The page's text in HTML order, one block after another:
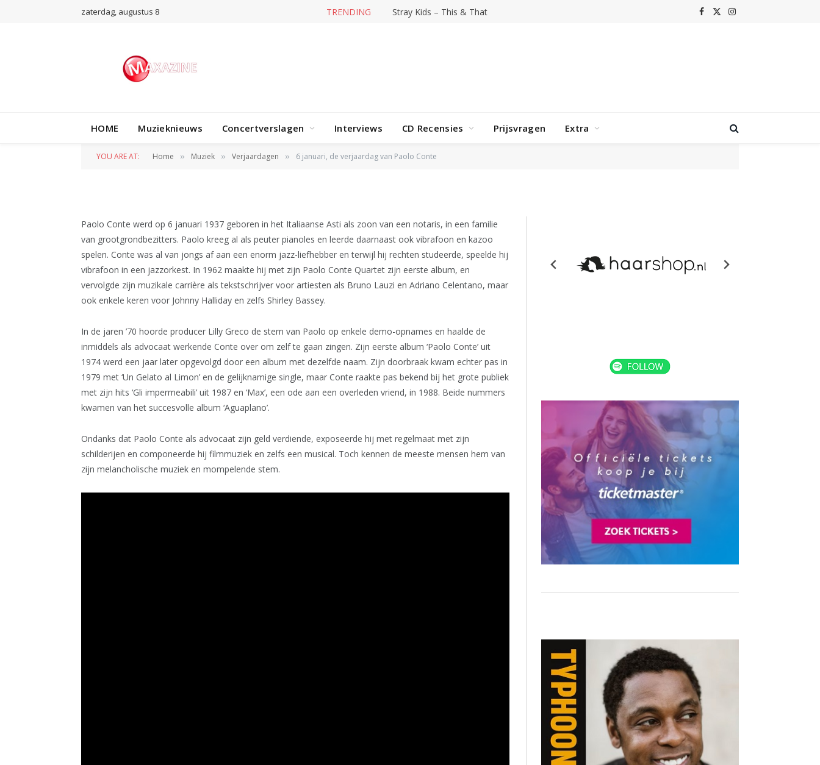
zaterdag, augustus 8 TRENDING Stray Kids – This & That Facebook
X
Instagram
HOME Muzieknieuws Concertverslagen Interviews CD Recensies Prijsvragen Extra
YOU ARE AT: Home » Muziek » Verjaardagen » 6 januari, de verjaardag van Paolo Conte
6 januari, de verjaardag van Paolo Conte
Paolo Conte werd op 6 januari 1937 geboren in het Italiaanse Asti als zoon van een notaris, in een familie
van grootgrondbezitters. Paolo kreeg al als peuter pianoles en leerde daarnaast ook vibrafoon en kazoo
spelen. Conte was al van jongs af aan een enorm jazz-liefhebber en terwijl hij rechten studeerde, speelde hij
vibrafoon in een jazzorkest. In 1962 maakte hij met zijn Paolo Conte Quartet zijn eerste album, en
vervolgde zijn muzikale carrière als tekstschrijver voor artiesten als Bruno Lauzi en Adriano Celentano, maar
ook enkele keren voor Johnny Halliday en zelfs Shirley Bassey.
In de jaren ’70 hoorde producer Lilly Greco de stem van Paolo op enkele demo-opnames en haalde de
inmiddels als advocaat werkende Conte over om zelf te gaan zingen. Zijn eerste album ‘Paolo Conte’ uit
1974 werd een jaar later opgevolgd door een album met dezelfde naam. Zijn doorbraak kwam echter pas in
1979 met ‘Un Gelato al Limon’ en de gelijknamige single, maar Conte raakte pas bekend bij het grote publiek
met zijn hits ‘Gli impermeabili’ uit 1987 en ‘Max’, een ode aan een overleden vriend, in 1988. Beide nummers
kwamen van het succesvolle album ‘Aguaplano’.
Ondanks dat Paolo Conte als advocaat zijn geld verdiende, exposeerde hij met regelmaat met zijn
schilderijen en componeerde hij filmmuziek en zelfs een musical. Toch kennen de meeste mensen hem van
zijn melancholische muziek en mompelende stem.